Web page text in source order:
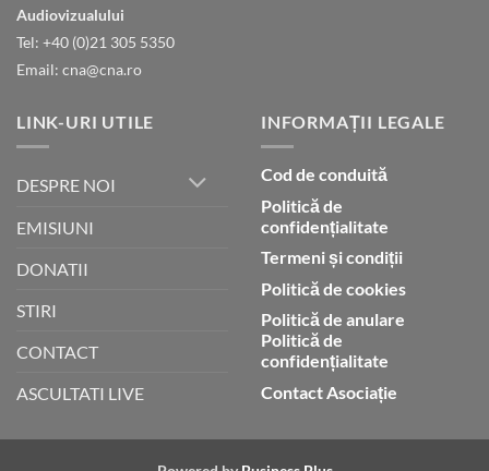
Audiovizualului
Tel: +40 (0)21 305 5350
Email: cna@cna.ro
LINK-URI UTILE
DESPRE NOI
EMISIUNI
DONATII
STIRI
CONTACT
ASCULTATI LIVE
INFORMAȚII LEGALE
Cod de conduită
Politică de
confidențialitate
Termeni și condiții
Politică de cookies
Politică de anulare
Politică de
confidențialitate
Contact Asociație